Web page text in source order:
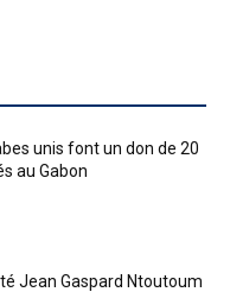
unis font un don de 20
au Gabon
Jean Gaspard Ntoutoum